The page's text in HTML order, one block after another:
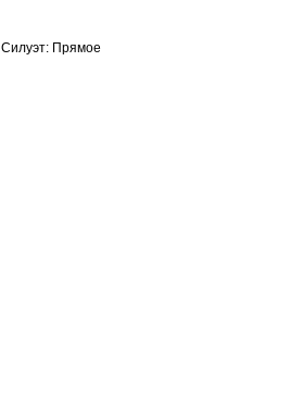
Силуэт: Прямое